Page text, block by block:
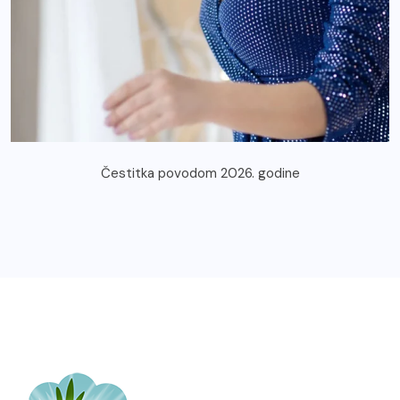
Čestitka povodom 2026. godine